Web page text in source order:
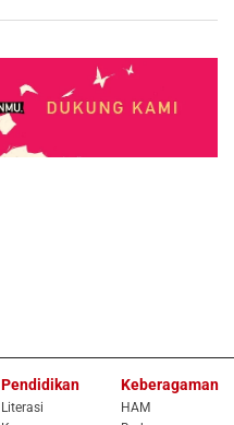
Pendidikan
Literasi
Keberagaman
HAM